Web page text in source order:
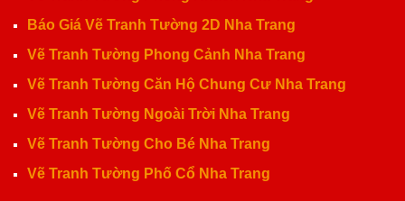
Báo Giá Vẽ Tranh Tường 2D Nha Trang
Vẽ Tranh Tường Phong Cảnh Nha Trang
Vẽ Tranh Tường Căn Hộ Chung Cư Nha Trang
Vẽ Tranh Tường Ngoài Trời Nha Trang
Vẽ Tranh Tường Cho Bé Nha Trang
Vẽ Tranh Tường Phố Cổ Nha Trang